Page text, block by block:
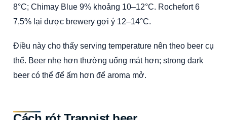
8°C; Chimay Blue 9% khoảng 10–12°C. Rochefort 6
7,5% lại được brewery gợi ý 12–14°C.
Điều này cho thấy serving temperature nên theo beer cụ
thể. Beer nhẹ hơn thường uống mát hơn; strong dark
beer có thể để ấm hơn để aroma mở.